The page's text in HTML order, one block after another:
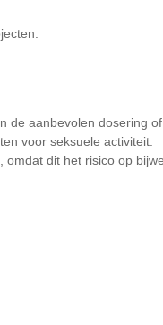
aanbevolen dosering
voor seksuele activiteit.
dit het risico op